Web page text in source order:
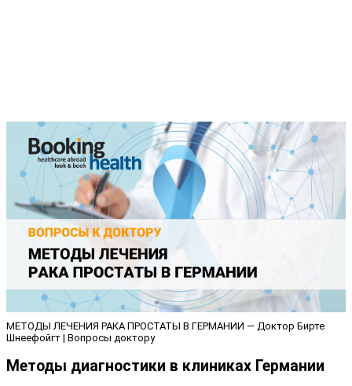
МЕТОДЫ ЛЕЧЕНИЯ РАКА ПРОСТАТЫ В ГЕРМАНИИ — Доктор Бирте
Шнеефойгт | Вопросы доктору
Методы диагностики в клиниках Германии